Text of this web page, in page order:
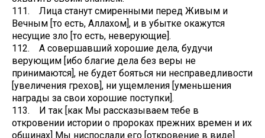
111. Лица станут смиренными перед Живым и
Вечным [то есть, Аллахом], и в убытке окажутся
несущие зло [то есть, неверующие].
112. А совершавший хорошие дела, будучи
верующим [ибо благие дела без веры не
принимаются], не будет бояться ни несправедливости
[увеличения грехов], ни ущемления [уменьшения
награды за свои хорошие поступки].
113. И так [как Мы рассказываем тебе в
откровении истории о пророках прежних времен и их
общинах] Мы ниспослали его [откровение в виде]